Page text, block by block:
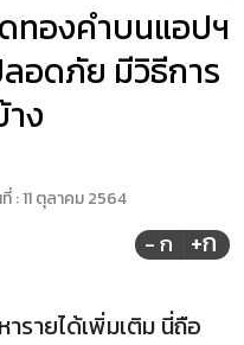
ทองคำบนแอปฯ
ลอดภัย มีวิธีการ
ง
:11 ตุลาคม 2564
- ก +ก
ารายได้เพิ่มเติม นี่ถือ